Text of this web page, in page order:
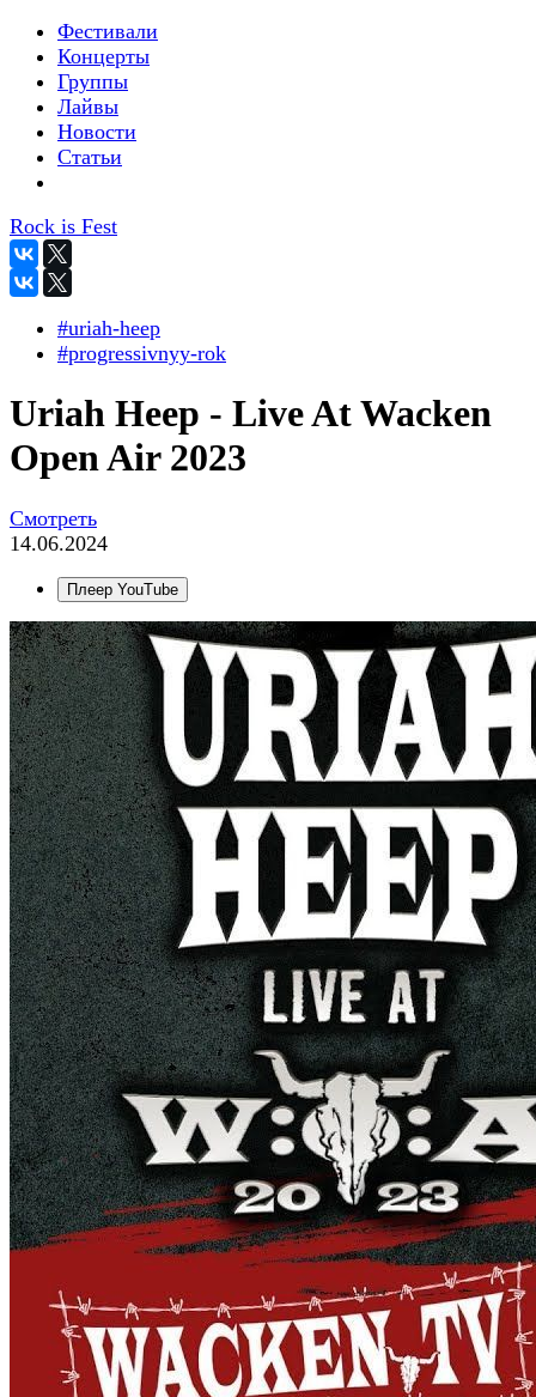
Фестивали
Концерты
Группы
Лайвы
Новости
Статьи
Rock is Fest
#uriah-heep
#progressivnyy-rok
Uriah Heep - Live At Wacken
Open Air 2023
Смотреть
14.06.2024
Плеер YouTube